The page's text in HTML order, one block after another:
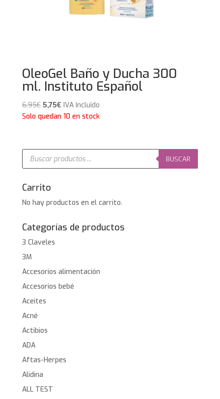
OleoGel Baño y Ducha 300
ml. Instituto Español
6,95€ El
precio
6,95€.
5,75€El
precio
5,75€.
IVA Incluido
Solo quedan 10 en stock
Búsqueda
productos
BUSCAR
Carrito
No hay productos en el carrito.
Categorías de productos
3 Claveles
3M
Accesorios alimentación
Accesorios bebé
Aceites
Acné
Actibios
ADA
Aftas-Herpes
Alidina
ALL TEST